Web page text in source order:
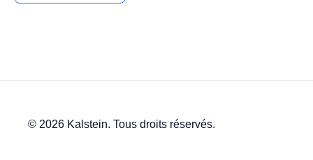
© 2026 Kalstein. Tous droits réservés.